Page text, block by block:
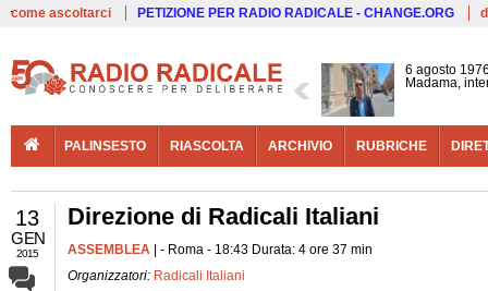
come ascoltarci PETIZIONE PER RADIO RADICALE - CHANGE.ORG
6 agosto
Madama,
PALINSESTO RIASCOLTA ARCHIVIO RUBRICHE
13
GEN
2015
Direzione di Radicali Italiani
ASSEMBLEA | - Roma - 18:43 Durata: 4 ore 37 min
Organizzatori: Radicali Italiani